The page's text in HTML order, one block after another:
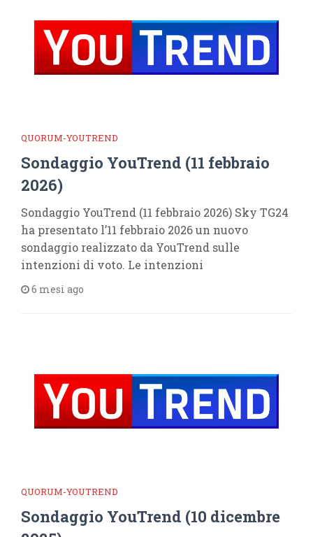
QUORUM-YOUTREND
Sondaggio YouTrend (11 febbraio
2026)
Sondaggio YouTrend (11 febbraio 2026) Sky TG24
ha presentato l’11 febbraio 2026 un nuovo
sondaggio realizzato da YouTrend sulle
intenzioni di voto. Le intenzioni
6 mesi ago
QUORUM-YOUTREND
Sondaggio YouTrend (10 dicembre